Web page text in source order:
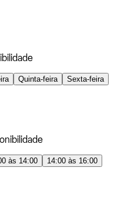
Quinta-feira
Sexta-feira
às 14:00
14:00 às 16:00